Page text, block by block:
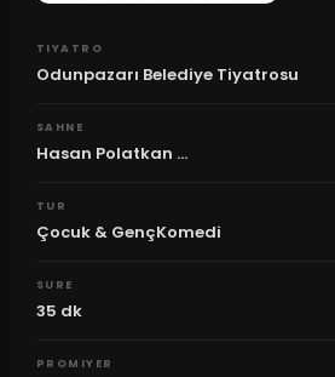
TIYATRO
Odunpazarı Belediye Tiyatrosu
SAHNE
Hasan Polatkan ...
TUR
Çocuk & GençKomedi
SURE
35 dk
PROMIYER